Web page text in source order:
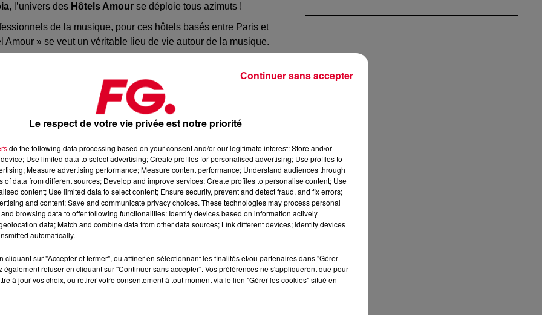
, l’univers des Hôtels Amour se déploie tous azimuts !
de la musique, pour ces hôtels basés entre Paris et
Amour » se veut un véritable lieu de vie autour de la musique.
l’été, et les Hôtels Amour se rêvent en pépinière découvrant
de véhiculer une image moderne, attachante. Et le
accueillir les artistes amis de la maison ! D’où le concert à
on l’a compris mais aussi pour y pour dormir
de vue de la déco des chambres, confiées à des artistes.
Le respect de votre vie privée est notre priorité
do the following data processing based on your consent and/or our legitimate interest: Store and/or
Use limited data to select advertising; Create profiles for personalised advertising; Use profiles to
Measure advertising performance; Measure content performance; Understand audiences through
of data from different sources; Develop and improve services; Create profiles to personalise content; Use
content; Use limited data to select content; Ensure security, prevent and detect fraud, and fix errors;
and content; Save and communicate privacy choices. These technologies may process personal
browsing data to offer following functionalities: Identify devices based on information actively
data; Match and combine data from other data sources; Link different devices; Identify devices
automatically.
cliquant sur "Accepter et fermer", ou affiner en sélectionnant les finalités et/ou partenaires dans "Gérer
également refuser en cliquant sur "Continuer sans accepter". Vos préférences ne s'appliqueront que pour
à jour vos choix, ou retirer votre consentement à tout moment via le lien "Gérer les cookies" situé en
Continuer sans accepter